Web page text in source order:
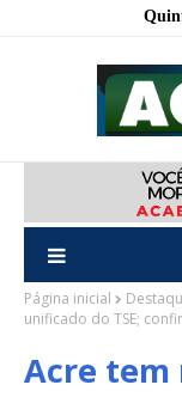
Página inicial
unificado do TSE;
Acre tem